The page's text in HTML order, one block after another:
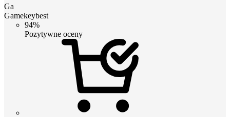
Ga
Gamekeybest
94%
Pozytywne oceny